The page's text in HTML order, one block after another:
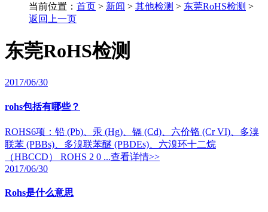
当前位置： 首页 > 新闻 > 其他检测 > 东莞RoHS检测 >
返回上一页
东莞RoHS检测
2017/06/30
rohs包括有哪些？
ROHS6项：铅 (Pb)、汞 (Hg)、镉 (Cd)、六价铬 (Cr VI)、多溴
联苯 (PBBs)、多溴联苯醚 (PBDEs)、六溴环十二烷
（HBCCD） ROHS 2 0 ...查看详情>>
2017/06/30
Rohs是什么意思